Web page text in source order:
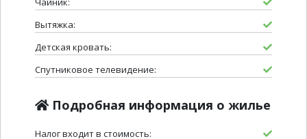
Вытяжка:
Детская кровать:
Спутниковое телевидение:
Подробная информация о жилье
Налог входит в стоимость: